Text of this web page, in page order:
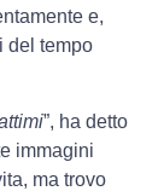
e,
del tempo
”, ha detto
immagini
ma trovo